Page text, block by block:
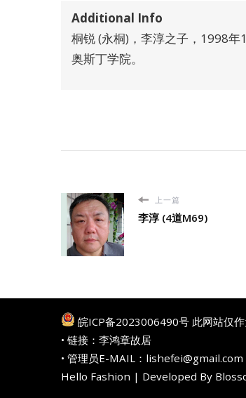
Additional Info
桐锐 (永桐)，李淳之子，1998
奥斯丁学院。
上一篇
李淳 (4道M69)
皖ICP备2023006490号 此网站仅
• 链接： 李鸿章故居
• 管理员E-MAIL：lishefei@gmail.com
Hello Fashion | Developed By